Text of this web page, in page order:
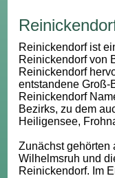
Reinickendorf ist
Reinickendorf von
Reinickendorf
entstandene Groß-
Reinickendorf
Bezirks, zu dem
Heiligensee,
Zunächst gehörten
Wilhelmsruh und
Reinickendorf. Im